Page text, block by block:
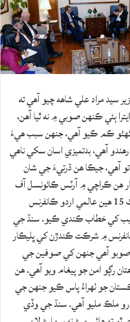
مراد علي شاهه چيو آهي ته
ٻئي ڪنهن صوبي ۾ نه ٿيا آهن،
سالن ۾ گهڻو ڪم ڪيو آهي، جنهن سبب هيءَ
آهي، بدتميزي اسان سکي ناهي
آهي، جيڪا هن ڌرتيءَ جي شان
هن ڪراچي ۾ آرٽس ڪائونسل آف
پاڪستان جي اهتمام هيٺ 15 هين عالمي اردو ڪانفرنس
تقريب کي خطاب ڪندي ڪيو. سنڌ جي
۾ شرڪت ڪندڙن کي ڀليڪار
آهي جنهن کي صوفين جي
رڳو امن جو پيغام ويو آهي. هن
جو ٺهراءُ پاس ڪيو جنهن جي
ملڪ مليو آهي. سنڌ جي وڏي